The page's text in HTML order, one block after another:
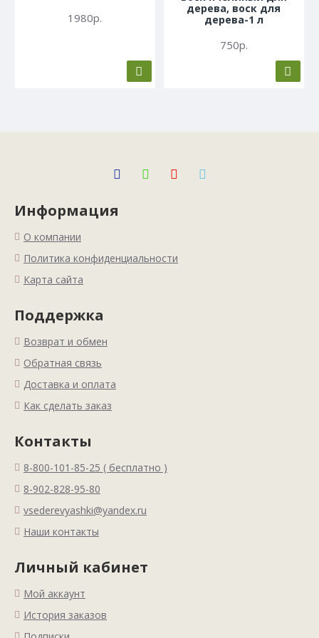
1980р.
дерева, воск для
дерева-1 л
750р.
Информация
О компании
Политика конфиденциальности
Карта сайта
Поддержка
Возврат и обмен
Обратная связь
Доставка и оплата
Как сделать заказ
Контакты
8-800-101-85-25 ( бесплатно )
8-902-828-95-80
vsederevyashki@yandex.ru
Наши контакты
Личный кабинет
Мой аккаунт
История заказов